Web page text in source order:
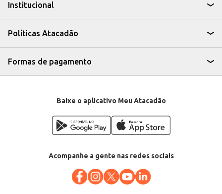
Institucional
Políticas Atacadão
Formas de pagamento
Baixe o aplicativo Meu Atacadão
Acompanhe a gente nas redes sociais